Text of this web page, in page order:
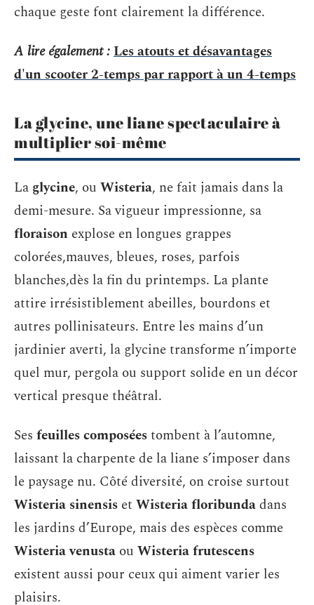
chaque geste font clairement la différence.
A lire également :Les atouts et désavantages
d'un scooter 2-temps par rapport à un 4-temps
La glycine, une liane spectaculaire à
multiplier soi-même
La glycine, ou Wisteria, ne fait jamais dans la
demi-mesure. Sa vigueur impressionne, sa
floraison explose en longues grappes
colorées,mauves, bleues, roses, parfois
blanches,dès la fin du printemps. La plante
attire irrésistiblement abeilles, bourdons et
autres pollinisateurs. Entre les mains d’un
jardinier averti, la glycine transforme n’importe
quel mur, pergola ou support solide en un décor
vertical presque théâtral.
Ses feuilles composéestombent à l’automne,
laissant la charpente de la liane s’imposer dans
le paysage nu. Côté diversité, on croise surtout
Wisteria sinensis et Wisteria floribundadans
les jardins d’Europe, mais des espèces comme
Wisteria venusta ou Wisteria frutescens
existent aussi pour ceux qui aiment varier les
plaisirs.